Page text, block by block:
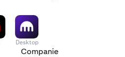
Desktop
Companie